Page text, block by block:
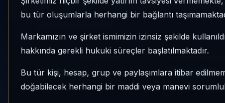
bu tür oluşumlarla herhangi bir bağlantı
Markamızın ve şirket ismimizin izinsiz şekilde
hakkında gerekli hukuki süreçler başlatılmaktadır.
Bu tür kişi, hesap, grup ve paylaşımlara itibar
doğabilecek herhangi bir maddi veya manevi
LRT Serbest Risk: Düşük Son fiyat:
+%3,34
3 Ay:+%9,85
173/932
Momentum bazlı